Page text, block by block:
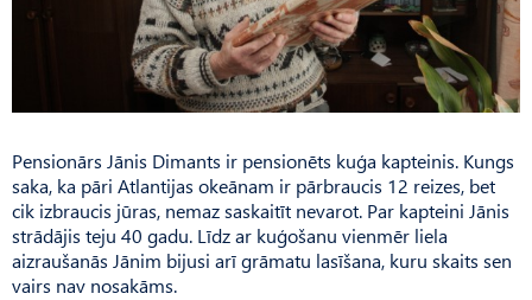
Pensionārs Jānis Dimants ir pensionēts kuģa kapteinis. Kungs
saka, ka pāri Atlantijas okeānam ir pārbraucis 12 reizes, bet
cik izbraucis jūras, nemaz saskaitīt nevarot. Par kapteini Jānis
strādājis teju 40 gadu. Līdz ar kuģošanu vienmēr liela
aizraušanās Jānim bijusi arī grāmatu lasīšana, kuru skaits sen
vairs nav nosakāms.